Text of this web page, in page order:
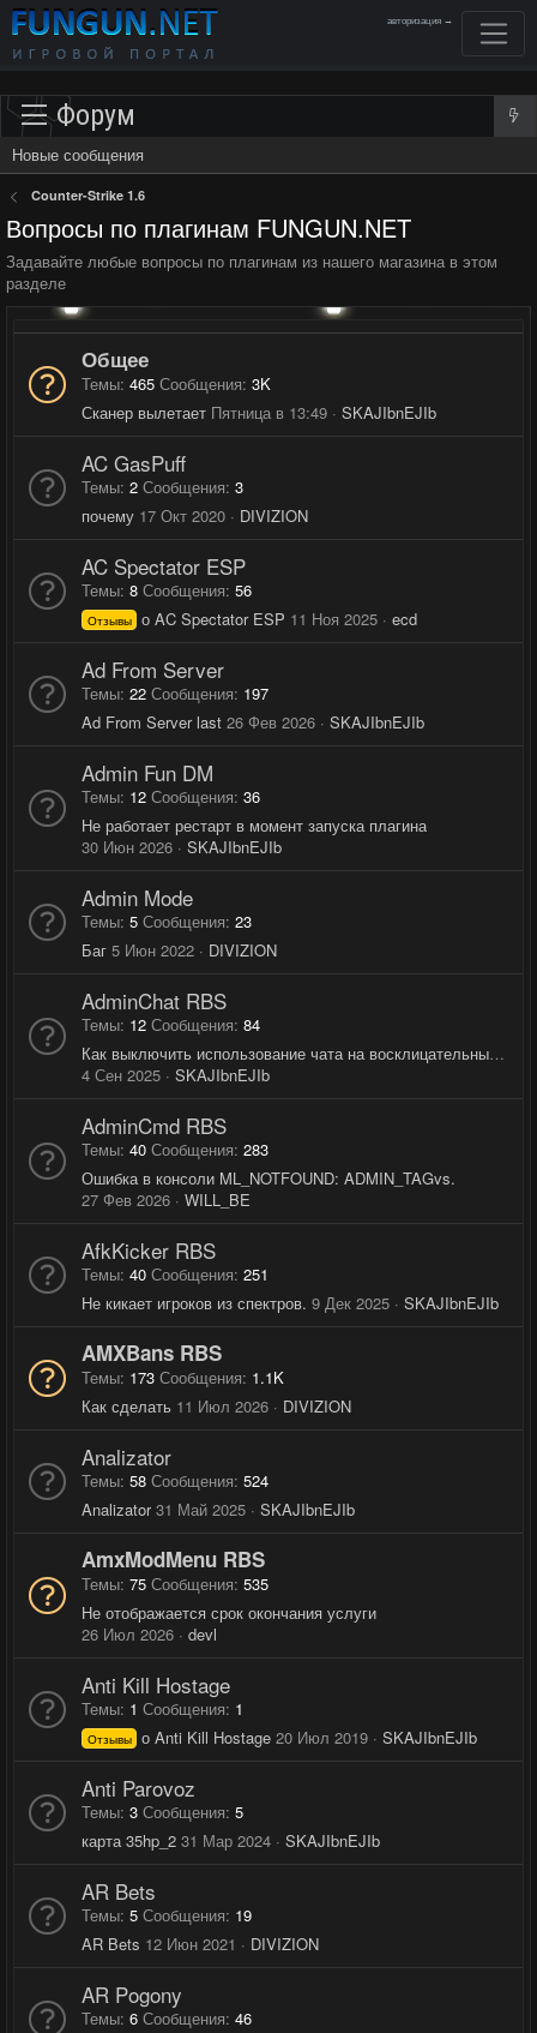
авторизация →
Форум
Новые сообщения
Counter-Strike 1.6
Вопросы по плагинам FUNGUN.NET
Задавайте любые вопросы по плагинам из нашего магазина в этом
разделе
Общее
Темы 465 Сообщения 3K
Сканер вылетает Пятница в 13:49 SKAJIbnEJIb
AC GasPuff
Темы 2 Сообщения 3
почему 17 Окт 2020 DIVIZION
AC Spectator ESP
Темы 8 Сообщения 56
Отзывы о AC Spectator ESP 11 Ноя 2025 ecd
Ad From Server
Темы 22 Сообщения 197
Ad From Server last 26 Фев 2026 SKAJIbnEJIb
Admin Fun DM
Темы 12 Сообщения 36
Не работает рестарт в момент запуска плагина
30 Июн 2026
SKAJIbnEJIb
Admin Mode
Темы 5 Сообщения 23
Баг 5 Июн 2022 DIVIZION
AdminChat RBS
Темы 12 Сообщения 84
Как выключить использование чата на восклицательный знак!
4 Сен 2025
SKAJIbnEJIb
AdminCmd RBS
Темы 40 Сообщения 283
Ошибка в консоли ML_NOTFOUND: ADMIN_TAGvs.
27 Фев 2026
WILL_BE
AfkKicker RBS
Темы 40 Сообщения 251
Не кикает игроков из спектров. 9 Дек 2025 SKAJIbnEJIb
AMXBans RBS
Темы 173 Сообщения 1.1K
Как сделать 11 Июл 2026 DIVIZION
Analizator
Темы 58 Сообщения 524
Analizator 31 Май 2025 SKAJIbnEJIb
AmxModMenu RBS
Темы 75 Сообщения 535
Не отображается срок окончания услуги
26 Июл 2026
devl
Anti Kill Hostage
Темы 1 Сообщения 1
Отзывы о Anti Kill Hostage 20 Июл 2019 SKAJIbnEJIb
Anti Parovoz
Темы 3 Сообщения 5
карта 35hp_2 31 Мар 2024 SKAJIbnEJIb
AR Bets
Темы 5 Сообщения 19
AR Bets 12 Июн 2021 DIVIZION
AR Pogony
Темы 6 Сообщения 46